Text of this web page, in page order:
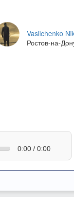
Vasilchenko
Ростов-на-
0:00 / 0:00